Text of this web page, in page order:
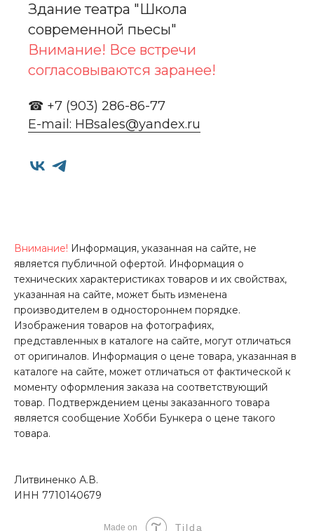
Здание театра "Школа
современной пьесы"
Внимание! Все встречи
согласовываются заранее!
☎ +7 (903) 286-86-77
E-mail: HBsales@yandex.ru
Внимание! Информация, указанная на сайте, не
является публичной офертой. Информация о
технических характеристиках товаров и их свойствах,
указанная на сайте, может быть изменена
производителем в одностороннем порядке.
Изображения товаров на фотографиях,
представленных в каталоге на сайте, могут отличаться
от оригиналов. Информация о цене товара, указанная в
каталоге на сайте, может отличаться от фактической к
моменту оформления заказа на соответствующий
товар. Подтверждением цены заказанного товара
является сообщение Хобби Бункера о цене такого
товара.
Литвиненко А.В.
ИНН 7710140679
Made on Tilda